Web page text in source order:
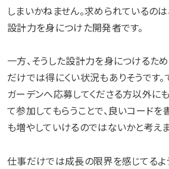
しまいかねません。求められているの
設計力を身につけた開発者です。
一方、そうした設計力を身につけるた
だけでは得にくい状況もありそうです。
ガーデンへ応募してくださる方以外に
て参加してもらうことで、良いコード
も増やしていけるのではないかと考えま
仕事だけでは成長の限界を感じてるよ